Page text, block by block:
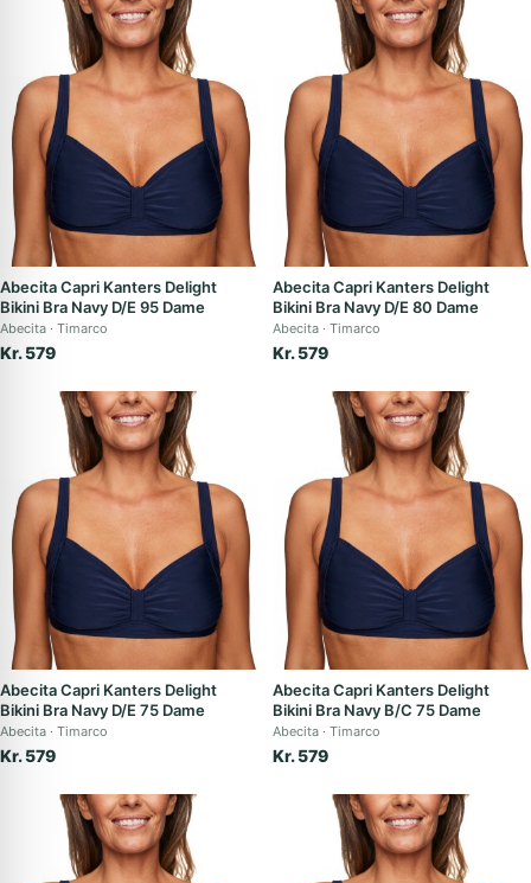
imødekommer dine behov, uanset om du er til afslappede
stranddage eller energiske poolfester.
Abecita Capri Kanters Delight
Bikini Bra Navy D/E 95 Dame
Abecita Timarco
Kr. 579
Abecita Capri Kanters Delight
Bikini Bra Navy D/E 80 Dame
Abecita Timarco
Kr. 579
Abecita Capri Kanters Delight
Bikini Bra Navy D/E 75 Dame
Abecita Timarco
Kr. 579
Abecita Capri Kanters Delight
Bikini Bra Navy B/C 75 Dame
Abecita Timarco
Kr. 579